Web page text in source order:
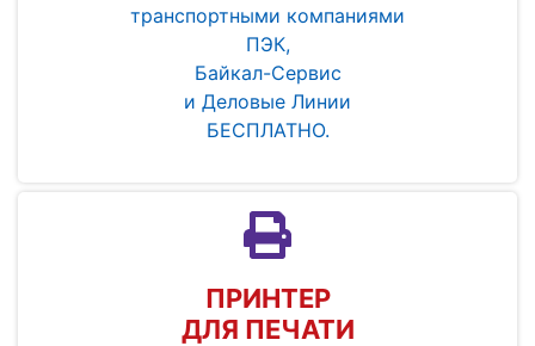
транспортными компаниями
ПЭК,
Байкал-Сервис
и Деловые Линии
БЕСПЛАТНО.
ПРИНТЕР
ДЛЯ ПЕЧАТИ